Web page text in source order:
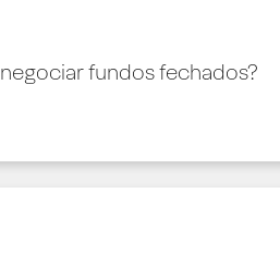
fundos fechados?